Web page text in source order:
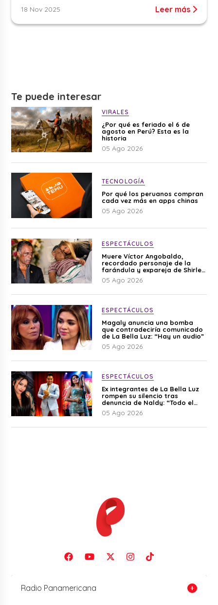
18 Nov 2025 Leer más
Te puede interesar
VIRALES
¿Por qué es feriado el 6 de
agosto en Perú? Esta es la
historia
05 Ago 2026
TECNOLOGÍA
Por qué los peruanos compran
cada vez más en apps chinas
05 Ago 2026
ESPECTÁCULOS
Muere Víctor Angobaldo,
recordado personaje de la
farándula y expareja de Shirley
Cherres
05 Ago 2026
ESPECTÁCULOS
Magaly anuncia una bomba
que contradeciría comunicado
de La Bella Luz: “Hay un audio”
05 Ago 2026
ESPECTÁCULOS
Ex integrantes de La Bella Luz
rompen su silencio tras
denuncia de Naldy: “Todo el
mundo lo sabía”
05 Ago 2026
Radio Panamericana